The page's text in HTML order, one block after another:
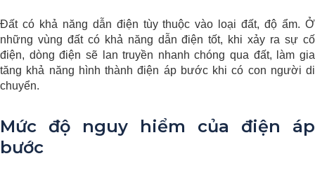
Đất có khả năng dẫn điện tùy thuộc vào loại đất, độ ẩm. Ở
những vùng đất có khả năng dẫn điện tốt, khi xảy ra sự cố
điện, dòng điện sẽ lan truyền nhanh chóng qua đất, làm gia
tăng khả năng hình thành điện áp bước khi có con người di
chuyển.
Mức độ nguy hiểm của điện áp
bước